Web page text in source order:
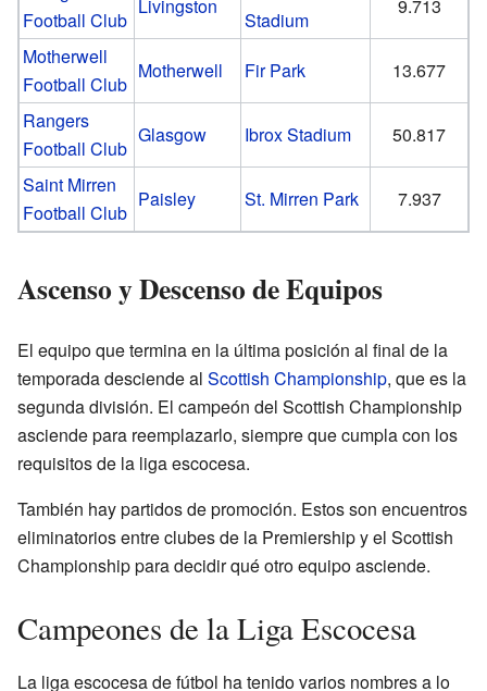
Football Club
Livingston
Stadium
9.713
Motherwell
Football Club
Motherwell Fir Park
13.677
Rangers
Football Club
Glasgow Ibrox Stadium
50.817
Saint Mirren
Football Club
Paisley St. Mirren Park 7.937
Ascenso y Descenso de Equipos
El equipo que termina en la última posición al final de la
temporada desciende al Scottish Championship, que es la
segunda división. El campeón del Scottish Championship
asciende para reemplazarlo, siempre que cumpla con los
requisitos de la liga escocesa.
También hay partidos de promoción. Estos son encuentros
eliminatorios entre clubes de la Premiership y el Scottish
Championship para decidir qué otro equipo asciende.
Campeones de la Liga Escocesa
La liga escocesa de fútbol ha tenido varios nombres a lo